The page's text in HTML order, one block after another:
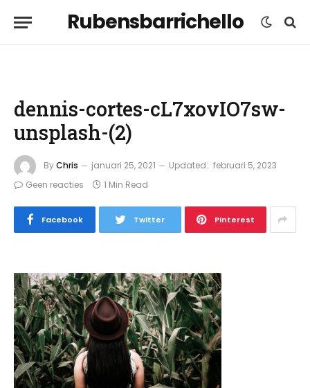
Rubensbarrichello
dennis-cortes-cL7xovIO7sw-
unsplash-(2)
ByChris januari 25, 2021 Updated: februari 5, 2023
Geen reacties
1 Min Read
Facebook Twitter Pinterest